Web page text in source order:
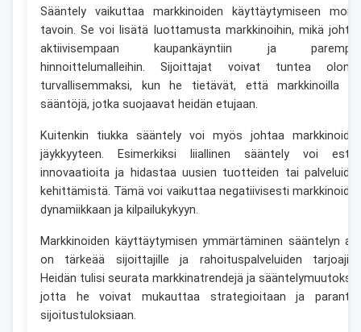
Sääntely vaikuttaa markkinoiden käyttäytymiseen
tavoin. Se voi lisätä luottamusta markkinoihin, mikä
aktiivisempaan kaupankäyntiin ja
hinnoittelumalleihin. Sijoittajat voivat tuntea
turvallisemmaksi, kun he tietävät, että markkinoilla
sääntöjä, jotka suojaavat heidän etujaan.
Kuitenkin tiukka sääntely voi myös johtaa
jäykkyyteen. Esimerkiksi liiallinen sääntely voi
innovaatioita ja hidastaa uusien tuotteiden tai
kehittämistä. Tämä voi vaikuttaa negatiivisesti
dynamiikkaan ja kilpailukykyyn.
Markkinoiden käyttäytymisen ymmärtäminen sääntelyn
on tärkeää sijoittajille ja rahoituspalveluiden
Heidän tulisi seurata markkinatrendejä ja
jotta he voivat mukauttaa strategioitaan ja
sijoitustuloksiaan.